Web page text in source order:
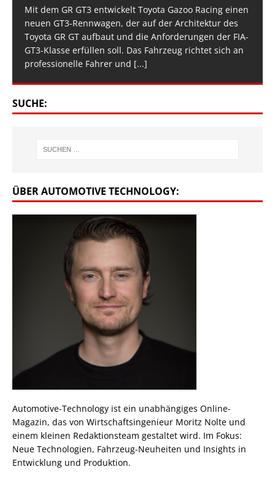
Mit dem GR GT3 entwickelt Toyota Gazoo Racing einen
neuen GT3-Rennwagen, der auf der Architektur des
Toyota GR GT aufbaut und die Anforderungen der FIA-
GT3-Klasse erfüllen soll. Das Fahrzeug richtet sich an
professionelle Fahrer und [...]
SUCHE:
ÜBER AUTOMOTIVE TECHNOLOGY:
Automotive-Technology ist ein unabhängiges Online-
Magazin, das von Wirtschaftsingenieur Moritz Nolte und
einem kleinen Redaktionsteam gestaltet wird. Im Fokus:
Neue Technologien, Fahrzeug-Neuheiten und Insights in
Entwicklung und Produktion.